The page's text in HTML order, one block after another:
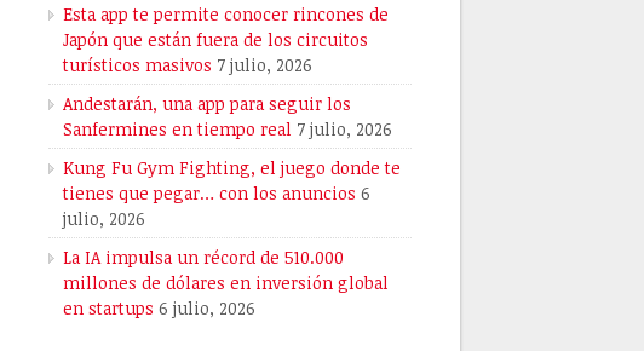
Esta app te permite conocer rincones de
Japón que están fuera de los circuitos
turísticos masivos 7 julio, 2026
Andestarán, una app para seguir los
Sanfermines en tiempo real 7 julio, 2026
Kung Fu Gym Fighting, el juego donde te
tienes que pegar… con los anuncios 6
julio, 2026
La IA impulsa un récord de 510.000
millones de dólares en inversión global
en startups 6 julio, 2026